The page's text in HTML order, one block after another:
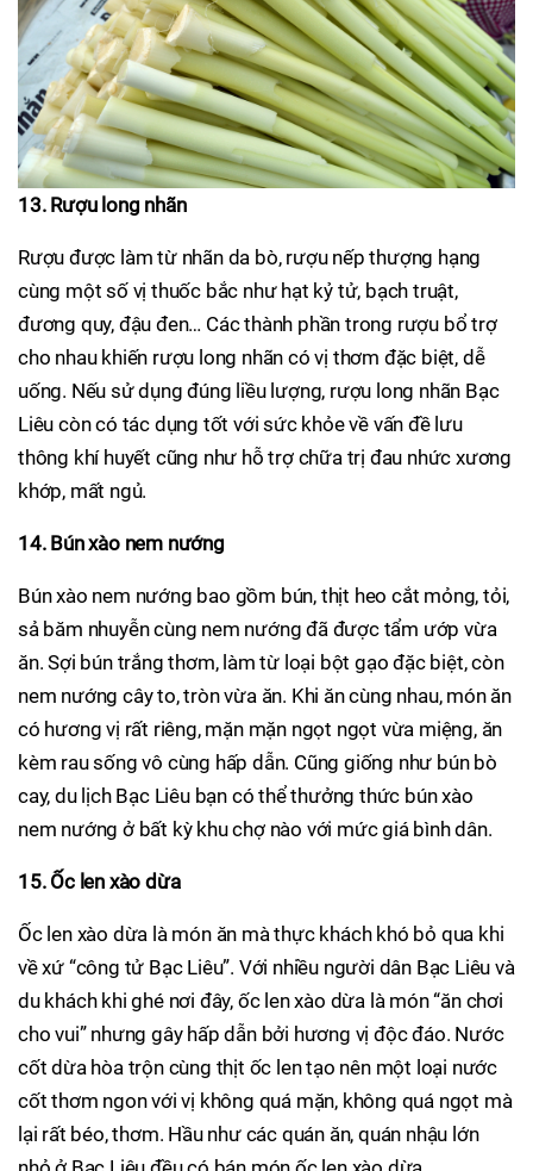
13. Rượu long nhãn
Rượu được làm từ nhãn da bò, rượu nếp thượng hạng
cùng một số vị thuốc bắc như hạt kỷ tử, bạch truật,
đương quy, đậu đen… Các thành phần trong rượu bổ trợ
cho nhau khiến rượu long nhãn có vị thơm đặc biệt, dễ
uống. Nếu sử dụng đúng liều lượng, rượu long nhãn Bạc
Liêu còn có tác dụng tốt với sức khỏe về vấn đề lưu
thông khí huyết cũng như hỗ trợ chữa trị đau nhức xương
khớp, mất ngủ.
14. Bún xào nem nướng
Bún xào nem nướng bao gồm bún, thịt heo cắt mỏng, tỏi,
sả băm nhuyễn cùng nem nướng đã được tẩm ướp vừa
ăn. Sợi bún trắng thơm, làm từ loại bột gạo đặc biệt, còn
nem nướng cây to, tròn vừa ăn. Khi ăn cùng nhau, món ăn
có hương vị rất riêng, mặn mặn ngọt ngọt vừa miệng, ăn
kèm rau sống vô cùng hấp dẫn. Cũng giống như bún bò
cay, du lịch Bạc Liêu bạn có thể thưởng thức bún xào
nem nướng ở bất kỳ khu chợ nào với mức giá bình dân.
15. Ốc len xào dừa
Ốc len xào dừa là món ăn mà thực khách khó bỏ qua khi
về xứ “công tử Bạc Liêu”. Với nhiều người dân Bạc Liêu và
du khách khi ghé nơi đây, ốc len xào dừa là món “ăn chơi
cho vui” nhưng gây hấp dẫn bởi hương vị độc đáo. Nước
cốt dừa hòa trộn cùng thịt ốc len tạo nên một loại nước
cốt thơm ngon với vị không quá mặn, không quá ngọt mà
lại rất béo, thơm. Hầu như các quán ăn, quán nhậu lớn